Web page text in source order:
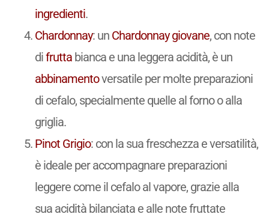
ingredienti.
Chardonnay: un Chardonnay giovane, con note
difruttabianca e una leggera acidità, è un
abbinamentoversatile per molte preparazioni
di cefalo, specialmente quelle al forno o alla
griglia.
Pinot Grigio: con la sua freschezza e versatilità,
è ideale per accompagnare preparazioni
leggere come il cefalo al vapore, grazie alla
sua acidità bilanciata e alle note fruttate